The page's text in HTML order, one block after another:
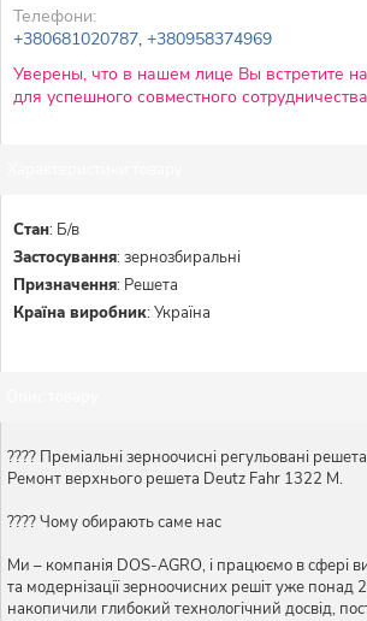
Телефони:
+380681020787, +380958374969
Уверены, что в нашем лице Вы встретите
для успешного совместного
Стан: Б/в
Застосування:зернозбиральні
Призначення: Решета
Країна виробник:Україна
???? Преміальні зерноочисні регульовані
Ремонт верхнього решета Deutz Fahr 1322 М.
???? Чому обирають саме нас
Ми – компанія DOS-AGRO, і працюємо в сфері
та модернізації зерноочисних решіт уже понад
накопичили глибокий технологічний досвід,